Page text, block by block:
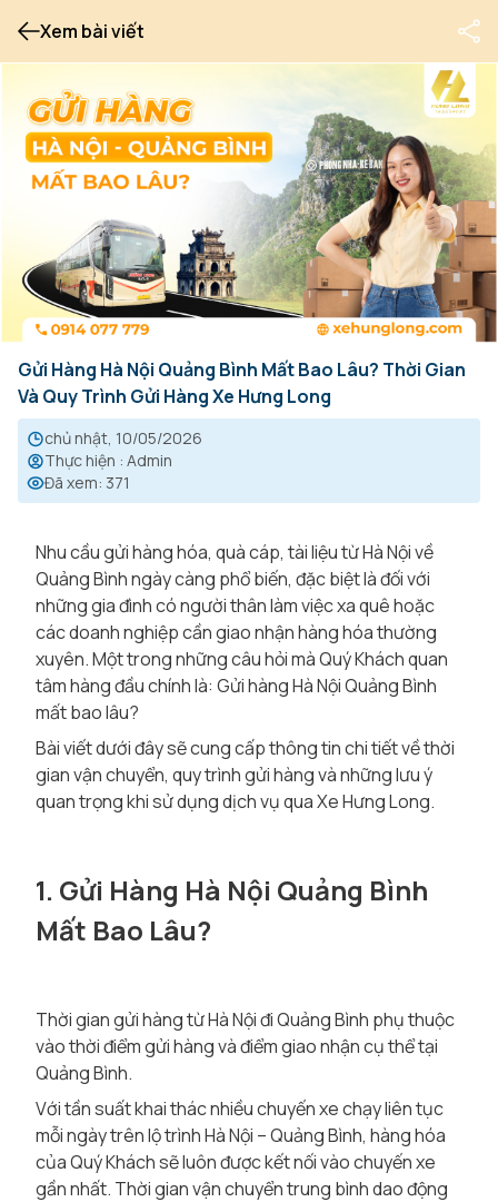
Xem bài viết
Gửi Hàng Hà Nội Quảng Bình Mất Bao Lâu? Thời Gian
Và Quy Trình Gửi Hàng Xe Hưng Long
chủ nhật, 10/05/2026
Thực hiện : Admin
Đã xem: 371
Nhu cầu gửi hàng hóa, quà cáp, tài liệu từ Hà Nội về
Quảng Bình ngày càng phổ biến, đặc biệt là đối với
những gia đình có người thân làm việc xa quê hoặc
các doanh nghiệp cần giao nhận hàng hóa thường
xuyên. Một trong những câu hỏi mà Quý Khách quan
tâm hàng đầu chính là: Gửi hàng Hà Nội Quảng Bình
mất bao lâu?
Bài viết dưới đây sẽ cung cấp thông tin chi tiết về thời
gian vận chuyển, quy trình gửi hàng và những lưu ý
quan trọng khi sử dụng dịch vụ qua Xe Hưng Long.
1. Gửi Hàng Hà Nội Quảng Bình
Mất Bao Lâu?
Thời gian gửi hàng từ Hà Nội đi Quảng Bình phụ thuộc
vào thời điểm gửi hàng và điểm giao nhận cụ thể tại
Quảng Bình.
Với tần suất khai thác nhiều chuyến xe chạy liên tục
mỗi ngày trên lộ trình Hà Nội – Quảng Bình, hàng hóa
của Quý Khách sẽ luôn được kết nối vào chuyến xe
gần nhất. Thời gian vận chuyển trung bình dao động